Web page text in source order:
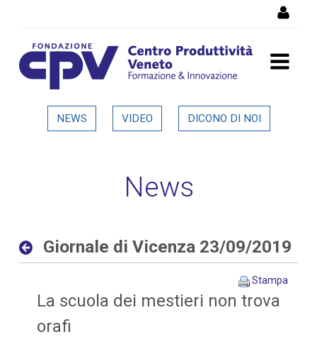
Giornale di Vicenza
NEWS VIDEO DICONO DI NOI
News
Giornale di Vicenza 23/09/2019
Stampa
La scuola dei mestieri non trova
orafi